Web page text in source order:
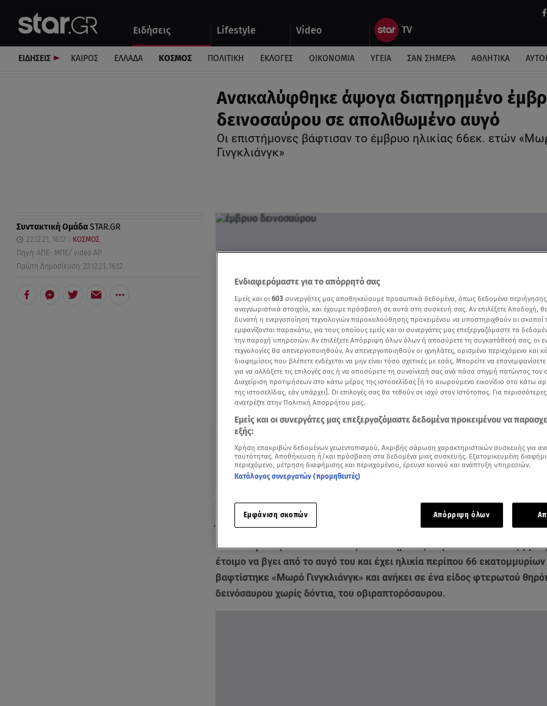
Ειδήσεις Lifestyle Video
Αυτοκίνητο
ΕΙΔΗΣΕΙΣ ΚΑΙΡΟΣ ΕΛΛΑΔΑ ΚΟΣΜΟΣ ΠΟΛΙΤΙΚΗ ΕΚΛΟΓΕΣ ΟΙΚΟΝΟΜΙΑ ΥΓΕΙΑ ΣΑΝ ΣΗΜΕΡΑ ΑΘΛΗΤΙΚΑ
Ανακαλύφθηκε άψογα διατηρημένο
δεινοσαύρου σε απολιθωμένο αυγό
Οι επιστήμονες βάφτισαν το έμβρυο ηλικίας 66εκ. ετών
Γινγκλιάνγκ»
Συντακτική ΟμάδαSTAR.GR
22.12.21, 16:12
ΚΟΣΜΟΣ
Πηγή: ΑΠΕ- ΜΠΕ/ video AP
Πρώτη Δημοσίευση: 22.12.21, 16:12
Δείτε περισσότερα άρθρα μας στα αποτελέσματα αναζήτησης
Add star.gr on Google
Ένα άψογα διατηρημένο έμβρυο δεινοσαύρου μέσα σε ένα απολιθωμένο
ανακάλυψαν Βρετανοί και Κινέζοι επιστήμονες στη νότια Κίνα. Το
έτοιμο να βγει από το αυγό του και έχει ηλικία περίπου 66
βαφτίστηκε «Μωρό Γινγκλιάνγκ» και ανήκει σε ένα είδος φτερωτού
δεινόσαυρου χωρίς δόντια, του οβιραπτορόσαυρου.
Ενδιαφερόμαστε για το απόρρητό σας
Εμείς και οι 603 συνεργάτες μας αποθηκεύουμε προσωπικά δεδομένα, όπως δεδομένα
αναγνωριστικά στοιχεία, και έχουμε πρόσβαση σε αυτά στη συσκευή σας. Αν επιλέξετε Αποδοχή,
δυνατή η ενεργοποίηση τεχνολογιών παρακολούθησης προκειμένου να υποστηριχθούν οι σκοποί
εμφανίζονται παρακάτω, για τους οποίους εμείς και οι συνεργάτες μας επεξεργαζόμαστε τα
την παροχή υπηρεσιών. Αν επιλέξετε Απόρριψη όλων όλων ή αποσύρετε τη συγκατάθεσή σας, οι
τεχνολογίες θα απενεργοποιηθούν. Αν απενεργοποιηθούν οι ιχνηλάτες, ορισμένο περιεχόμενο και
διαφημίσεις που βλέπετε ενδέχεται να μην είναι τόσο σχετικές με εσάς. Μπορείτε να
για να αλλάξετε τις επιλογές σας ή να αποσύρετε τη συναίνεσή σας ανά πάσα στιγμή πατώντας τον
Διαχείριση προτιμήσεων στο κάτω μέρος της ιστοσελίδας [ή το αιωρούμενο εικονίδιο στο κάτω
της ιστοσελίδας, εάν υπάρχει]. Οι επιλογές σας θα τεθούν σε ισχύ στον Ιστότοπος. Για
ανατρέξτε στην Πολιτική Απορρήτου μας.
Εμείς και οι συνεργάτες μας επεξεργαζόμαστε δεδομένα προκειμένου να
εξής:
Χρήση επακριβών δεδομένων γεωεντοπισμού. Ακριβής σάρωση χαρακτηριστικών συσκευής για
ταυτότητας. Αποθήκευση ή/και πρόσβαση στα δεδομένα μιας συσκευής. Εξατομικευμένη
περιεχόμενο, μέτρηση διαφήμισης και περιεχομένου, έρευνα κοινού και ανάπτυξη υπηρεσιών.
Κατάλογος συνεργατών (προμηθευτές)
Εμφάνιση σκοπών Απόρριψη όλων